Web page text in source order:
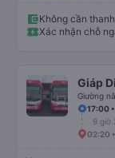
Không cần
Xác nhận chỗ
Giáp
Giường
17:00
9 giờ
02:20